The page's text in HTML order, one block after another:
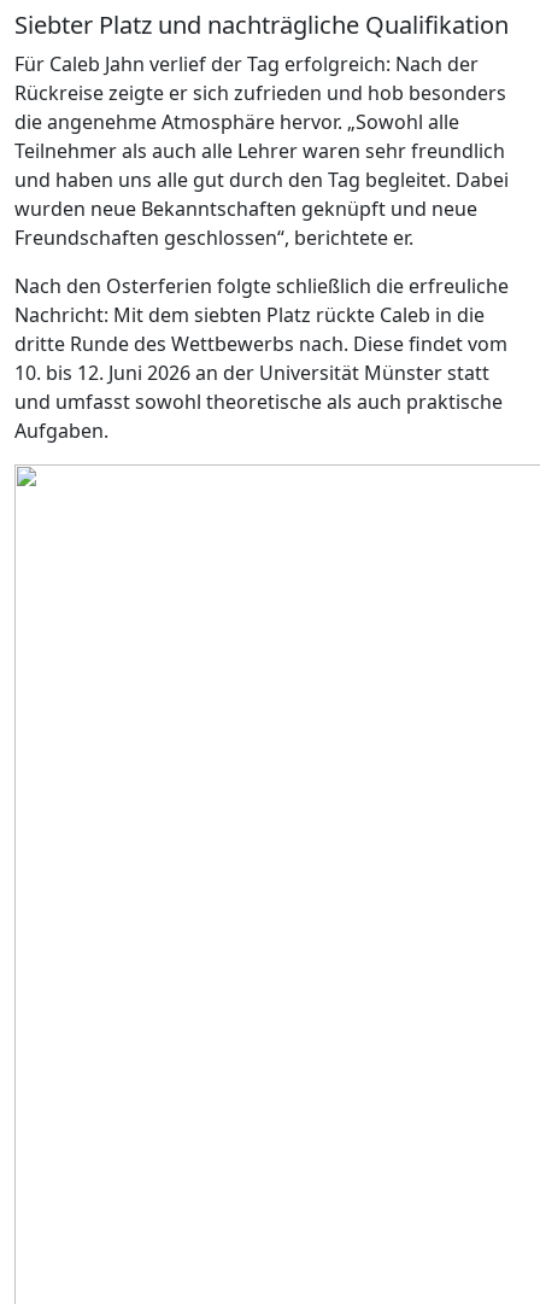
Siebter Platz und nachträgliche Qualifikation
Für Caleb Jahn verlief der Tag erfolgreich: Nach der
Rückreise zeigte er sich zufrieden und hob besonders
die angenehme Atmosphäre hervor. „Sowohl alle
Teilnehmer als auch alle Lehrer waren sehr freundlich
und haben uns alle gut durch den Tag begleitet. Dabei
wurden neue Bekanntschaften geknüpft und neue
Freundschaften geschlossen“, berichtete er.
Nach den Osterferien folgte schließlich die erfreuliche
Nachricht: Mit dem siebten Platz rückte Caleb in die
dritte Runde des Wettbewerbs nach. Diese findet vom
10. bis 12. Juni 2026 an der Universität Münster statt
und umfasst sowohl theoretische als auch praktische
Aufgaben.